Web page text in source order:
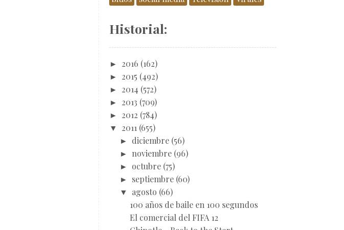
Historial:
► 2016 (162)
► 2015 (492)
► 2014 (572)
► 2013 (709)
► 2012 (784)
▼ 2011 (655)
► diciembre (56)
► noviembre (96)
► octubre (75)
► septiembre (60)
▼ agosto (66)
100 años de baile en 100 segundos
El comercial del FIFA 12